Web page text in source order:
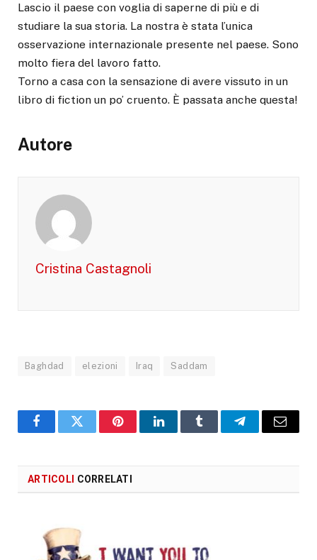
Lascio il paese con voglia di saperne di più e di
studiare la sua storia. La nostra è stata l’unica
osservazione internazionale presente nel paese. Sono
molto fiera del lavoro fatto.
Torno a casa con la sensazione di avere vissuto in un
libro di fiction un po’ cruento. È passata anche questa!
Autore
Cristina Castagnoli
Baghdad elezioni Iraq Saddam
Facebook
X PinterestLinkedInTumblr TelegramEmail
ARTICOLI CORRELATI